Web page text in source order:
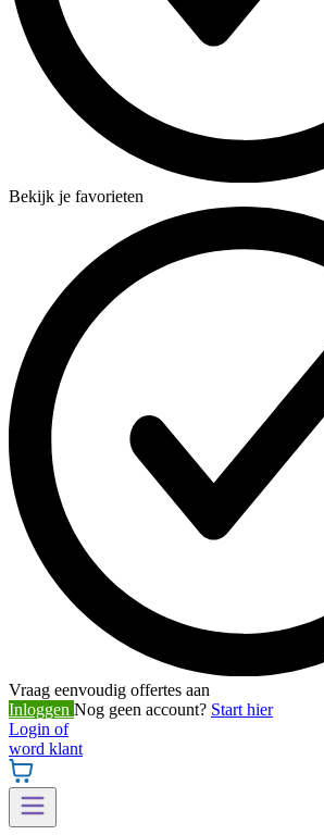
Bekijk je favorieten
Vraag eenvoudig offertes aan
Inloggen Nog geen account? Start hier
Login of
word klant